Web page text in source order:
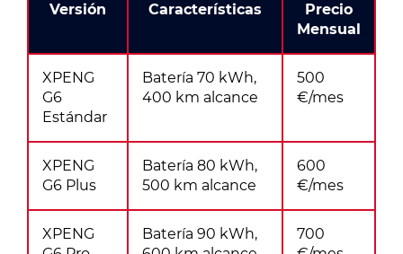
Versión Características
Precio
Mensual
XPENG
G6
Estándar
Batería 70 kWh,
400 km alcance
500
€/mes
XPENG
G6 Plus
Batería 80 kWh,
500 km alcance
600
€/mes
XPENG
Batería 90 kWh,
700